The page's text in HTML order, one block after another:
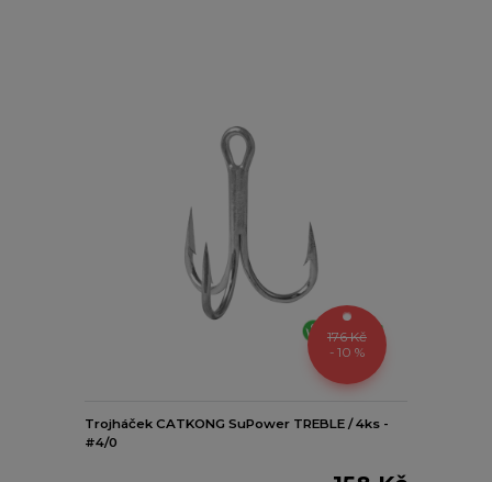
176 Kč
- 10 %
Trojháček CATKONG SuPower TREBLE / 4ks -
#4/0